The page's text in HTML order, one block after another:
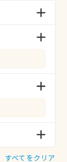
すべてをクリア